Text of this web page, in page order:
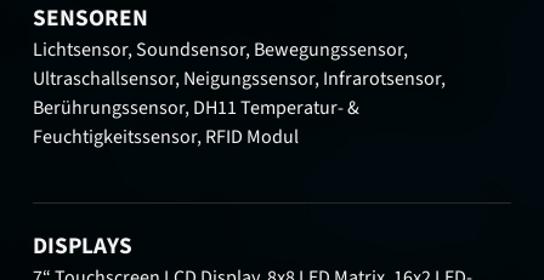
SENSOREN
Lichtsensor, Soundsensor, Bewegungssensor,
Ultraschallsensor, Neigungssensor, Infrarotsensor,
Berührungssensor, DH11 Temperatur- &
Feuchtigkeitssensor, RFID Modul
DISPLAYS